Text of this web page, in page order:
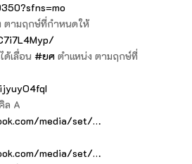
ตามฤกษ์ที่กำหนดให้
ด้เลื่อน #ยศตำแหน่ง ตามฤกษ์ที่
ล A
media/set/…
media/set/…